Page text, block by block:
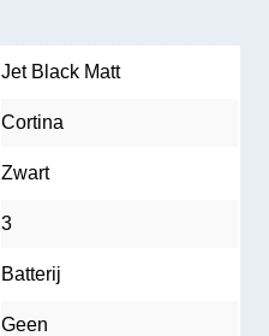
Jet Black Matt
Cortina
Zwart
3
Batterij
Geen